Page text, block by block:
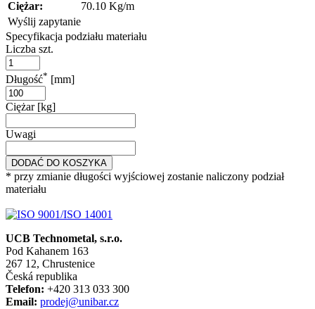
Ciężar:
70.10 Kg/m
Wyślij zapytanie
Specyfikacja podziału materiału
Liczba szt.
Długość* [mm]
Ciężar [kg]
Uwagi
DODAĆ DO KOSZYKA
* przy zmianie długości wyjściowej zostanie naliczony podział
materiału
UCB Technometal, s.r.o.
Pod Kahanem 163
267 12, Chrustenice
Česká republika
Telefon: +420 313 033 300
Email: prodej@unibar.cz